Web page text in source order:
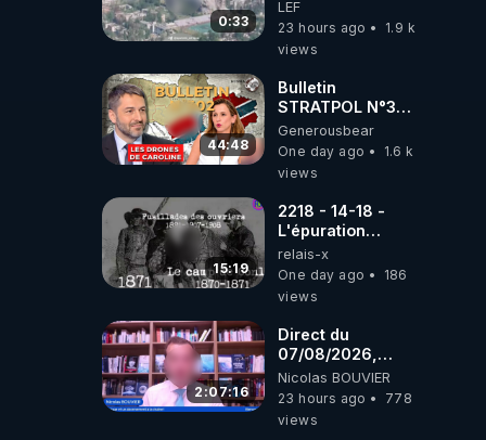
0:33
centres de
contrôle de
brigades
ukrainienne
LEF
23 hours ago
1.9 k
views
44:48
Bulletin
STRATPOL N°302.
Armée des
drones, MS-21 en
série, missiles
07.08.2026.
Generousbear
One day ago
1.6 k
views
15:19
2218 - 14-18 -
L'épuration
républicaine
organisée par les
frères de la
relais-x
One day ago
186
views
2:07:16
Direct du
07/08/2026,
présenté par
Nicolas BOUVIER
Nicolas BOUVIER
23 hours ago
778
views